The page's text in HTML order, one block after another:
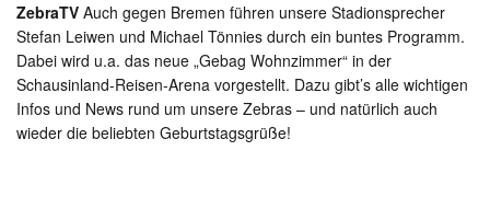
ZebraTV Auch gegen Bremen führen unsere Stadionsprecher
Stefan Leiwen und Michael Tönnies durch ein buntes Programm.
Dabei wird u.a. das neue „Gebag Wohnzimmer“ in der
Schausinland-Reisen-Arena vorgestellt. Dazu gibt’s alle wichtigen
Infos und News rund um unsere Zebras – und natürlich auch
wieder die beliebten Geburtstagsgrüße!